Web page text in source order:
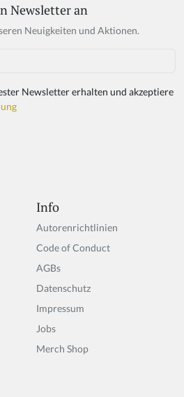
Info
Autorenrichtlinien
Code of Conduct
AGBs
Datenschutz
Impressum
Jobs
Merch Shop
Newsletter an
Neuigkeiten und Aktionen.
Newsletter erhalten und akzeptiere